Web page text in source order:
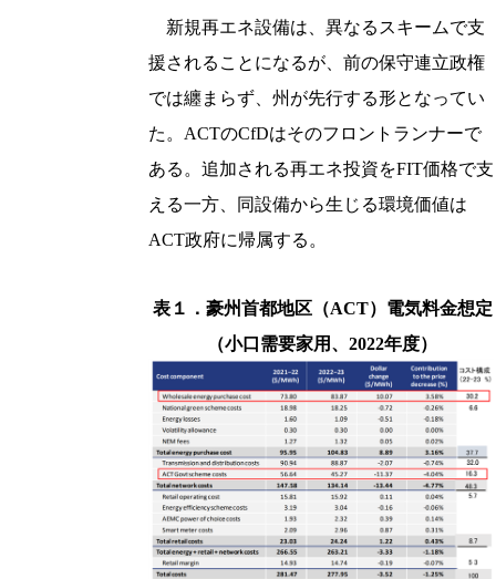
新規再エネ設備は、異なるスキームで支
援されることになるが、前の保守連立政権
では纏まらず、州が先行する形となってい
た。ACTのCfDはそのフロントランナーで
ある。追加される再エネ投資をFIT価格で支
える一方、同設備から生じる環境価値は
ACT政府に帰属する。
表１．豪州首都地区（ACT）電気料金想定
（小口需要家用、2022年度）